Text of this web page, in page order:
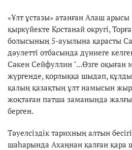
«Ұлт ұстазы» атанған Алаш
қыркүйекте Қостанай округі,
болысының 5-ауылына қарасты
дәулетті отбасында дүниеге
Сәкен Сейфуллин "...Өзге оқыған
жүргенде, қорлыққа шыдап,
қалың қазақтың ұлт намысын
жоқтаған патша заманында
берген.
Тәуелсіздік тарихның алтын
шаһарында Ахаңнан қалған қара